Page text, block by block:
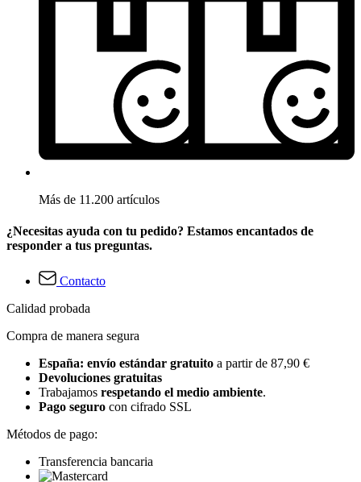
Más de 11.200 artículos
¿Necesitas ayuda con tu pedido? Estamos encantados de
responder a tus preguntas.
Contacto
Calidad probada
Compra de manera segura
España: envío estándar gratuito a partir de 87,90 €
Devoluciones gratuitas
Trabajamos respetando el medio ambiente.
Pago seguro con cifrado SSL
Métodos de pago:
Transferencia bancaria